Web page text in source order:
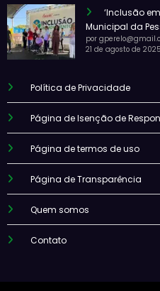
‘Inclusão
Municipal da
por
21 de agosto de 2025
Política de Privacidade
Página de Isenção de
Página de termos de uso
Página de Transparência
Quem somos
Contato